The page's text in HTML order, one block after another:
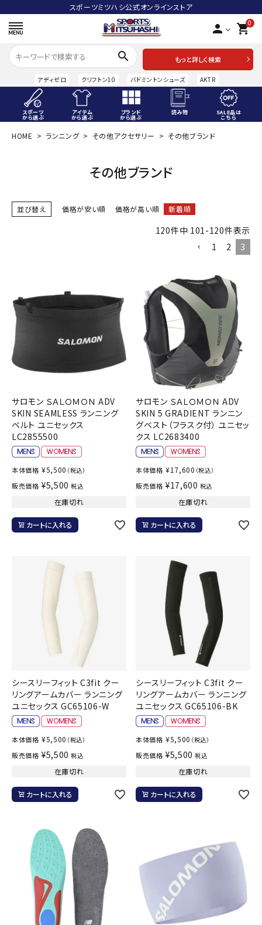
スポーツミツハシ公式オンラインストア
person 0
shopping_cart
search
もっと詳しく検索
アディゼロ クリフトン10 バドミントンシューズ AKTR
スポーツ
から選ぶ
アイテム
から選ぶ
ブランド
から選ぶ
読み物 SALE品は
こちら
ACCOUNT MENU
person 会員登録
スポーツから選ぶ
SALE品はこちら
INFORMATIOM
ご利用ガイド
メルマガ登録
特定商取引法
プライバシーポリシー
HOME ランニング その他アクセサリー その他ブランド
その他ブランド
並び替え 価格が安い順 価格が高い順 新着順
120件中 101-120件表示
1
2 3
サロモン ＳＡＬＯＭＯＮ ADV
SKIN SEAMLESS ランニング
ベルト ユニセックス
LC2855500
本体価格 ¥5,500 （税込）
販売価格 ¥5,500 税込
在庫切れ
カートに入れる
サロモン ＳＡＬＯＭＯＮ ADV
SKIN 5 GRADIENT ランニン
グベスト（フラスク付） ユニセッ
クス LC2683400
本体価格 ¥17,600 （税込）
販売価格 ¥17,600 税込
在庫切れ
カートに入れる
シースリーフィット C3fit クー
リングアームカバー ランニング
ユニセックス GC65106-W
本体価格 ¥5,500 （税込）
販売価格 ¥5,500 税込
在庫切れ
カートに入れる
シースリーフィット C3fit クー
リングアームカバー ランニング
ユニセックス GC65106-BK
本体価格 ¥5,500 （税込）
販売価格 ¥5,500 税込
在庫切れ
カートに入れる